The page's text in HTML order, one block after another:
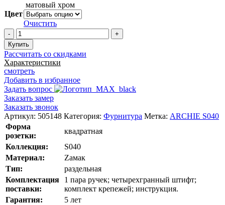
Цвет
матовый хром
Очистить
Количество
товара
Ручка
S040
15699
Купить
Рассчитать со скидками
Характеристики
смотреть
Добавить в избранное
Задать вопрос
Заказать замер
Заказать звонок
Артикул: 505148 Категория: Фурнитура Метка: ARCHIE S040
Форма
розетки:
квадратная
Коллекция:
S040
Материал:
Zамак
Тип:
раздельная
Комплектация
поставки:
1 пара ручек; четырехгранный штифт;
комплект крепежей; инструкция.
Гарантия:
5 лет